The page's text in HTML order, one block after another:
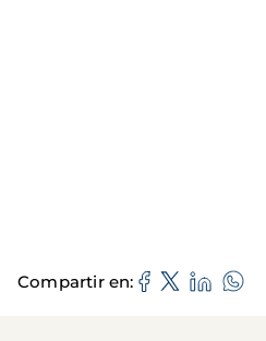
Compartir en